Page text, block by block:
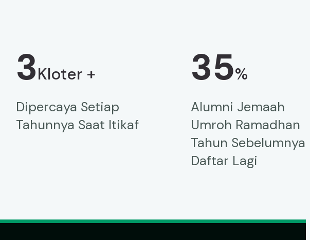
3Kloter +
Dipercaya Setiap
Tahunnya Saat Itikaf
35%
Alumni Jemaah
Umroh Ramadhan
Tahun Sebelumnya
Daftar Lagi